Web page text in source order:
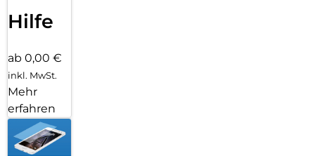
Hilfe
ab 0,00 €
inkl. MwSt.
Mehr
erfahren